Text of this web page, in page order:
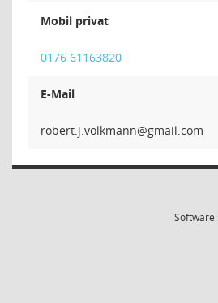
Mobil privat
0176 61163820
E-Mail
nnamklov.
Software: